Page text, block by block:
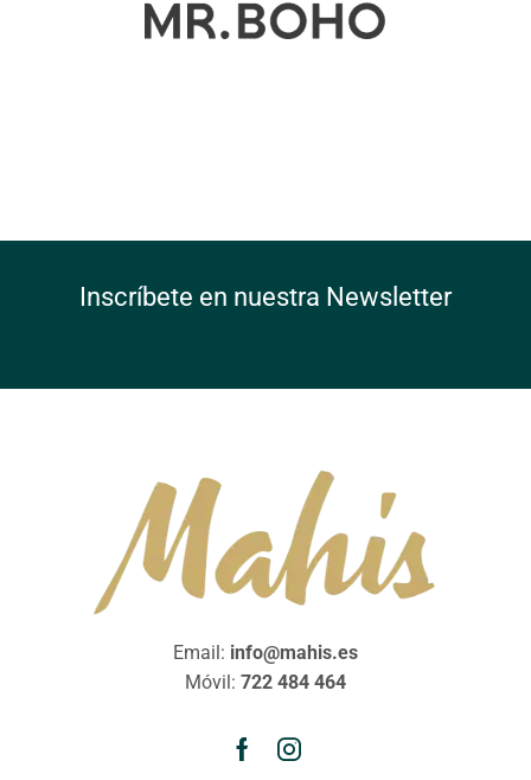
Inscríbete en nuestra Newsletter
Email: info@mahis.es
Móvil: 722 484 464